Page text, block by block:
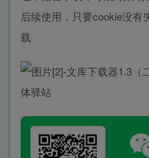
后续使用，只要cookie没有
载